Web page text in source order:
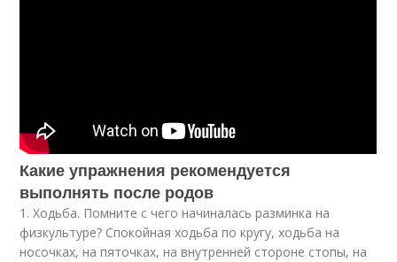
Какие упражнения рекомендуется
выполнять после родов
1. Ходьба. Помните с чего начиналась разминка на
физкультуре? Спокойная ходьба по кругу, ходьба на
носочках, на пяточках, на внутренней стороне стопы, на